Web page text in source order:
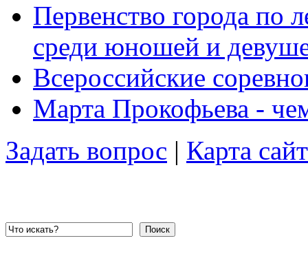
Первенство города по
среди юношей и
Всероссийские
Марта Прокофьева -
Задать вопрос | Карта
Поиск